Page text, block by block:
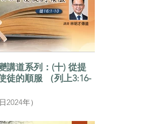
講
列
講道系列：(十) 從提
徒的順服 （列上3:16-
2024年）